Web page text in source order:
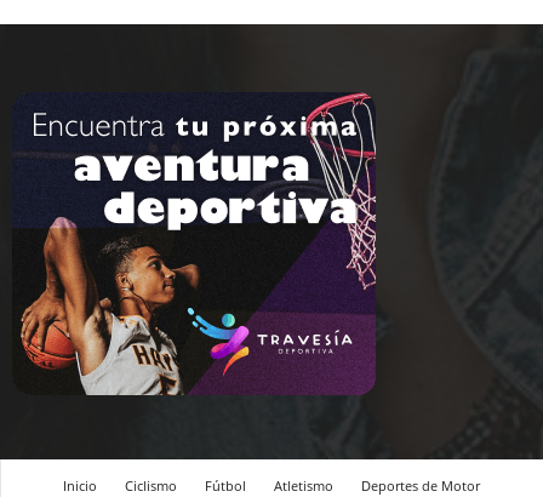
Inicio Ciclismo Fútbol Atletismo Deportes de Motor